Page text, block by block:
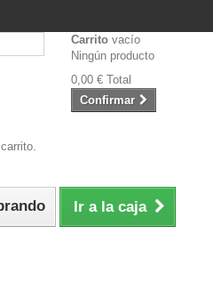
Carrito vacío
Ningún producto
0,00 € Total
Confirmar
Ir a la caja